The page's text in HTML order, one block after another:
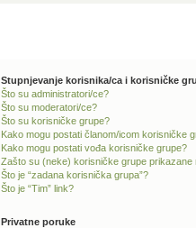
Stupnjevanje korisnika/ca i korisničke
Što su administratori/ce?
Što su moderatori/ce?
Što su korisničke grupe?
Kako mogu postati članom/icom korisničke
Kako mogu postati vođa korisničke grupe?
Zašto su (neke) korisničke grupe prikazane
Što je “zadana korisnička grupa”?
Što je “Tim” link?
Privatne poruke